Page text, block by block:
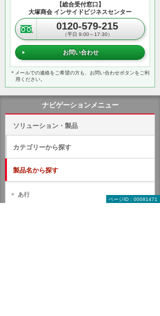
【総合受付窓口】
大塚商会 インサイドビジネスセンター
0120-579-215
（平日 9:00～17:30）
お問い合わせ
＊メールでの連絡をご希望の方も、お問い合わせボタンをご利
用ください。
ページID：00081471
ナビゲーションメニュー
ソリューション・製品
カテゴリーから探す
製品名から探す
あ行